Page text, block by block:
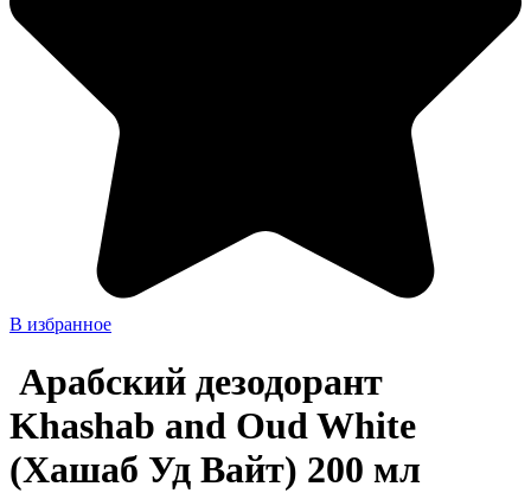
В избранное
Арабский дезодорант
Khashab and Oud White
(Хашаб Уд Вайт) 200 мл